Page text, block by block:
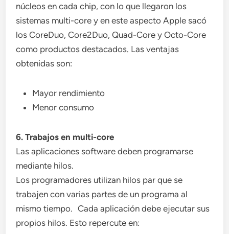
núcleos en cada chip, con lo que llegaron los
sistemas multi-core y en este aspecto Apple sacó
los CoreDuo, Core2Duo, Quad-Core y Octo-Core
como productos destacados. Las ventajas
obtenidas son:
Mayor rendimiento
Menor consumo
6. Trabajos en multi-core
Las aplicaciones software deben programarse
mediante hilos.
Los programadores utilizan hilos par que se
trabajen con varias partes de un programa al
mismo tiempo. Cada aplicación debe ejecutar sus
propios hilos. Esto repercute en: